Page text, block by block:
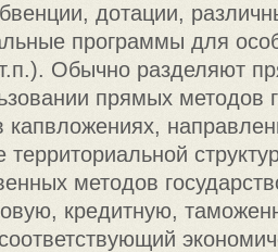
дотации,
программы для
Обычно разделяют
прямых методов
капвложениях,
методов
кредитную,